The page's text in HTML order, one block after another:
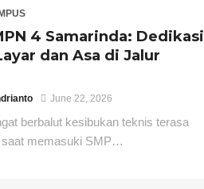
4 Samarinda: Dedikasi
dan Asa di Jalur
June 22, 2026
berbalut kesibukan teknis terasa
saat memasuki SMP…